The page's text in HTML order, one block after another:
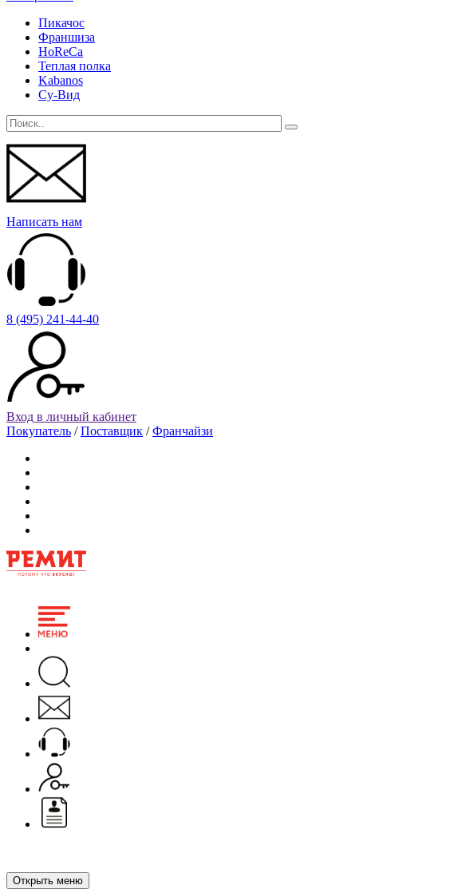
Пикачос
Франшиза
HoReCa
Теплая полка
Kabanos
Су-Вид
Написать нам
8 (495) 241-44-40
Вход в личный кабинет
Покупатель /Поставщик /Франчайзи
Открыть меню